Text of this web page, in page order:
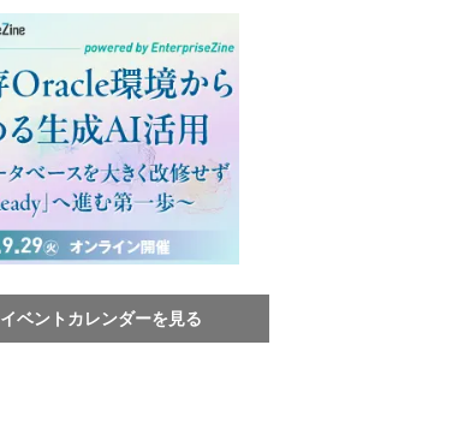
イベントカレンダーを見る